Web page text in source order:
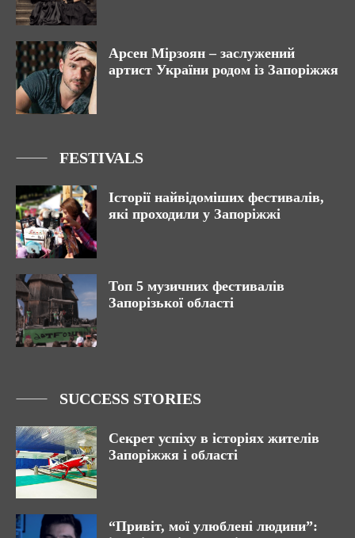
Арсен Мірзоян – заслужений
артист України родом із Запоріжжя
FESTIVALS
Історії найвідоміших фестивалів,
які проходили у Запоріжжі
Топ 5 музичних фестивалів
Запорізької області
SUCCESS STORIES
Секрет успіху в історіях жителів
Запоріжжя і області
“Привіт, мої улюблені людини”: